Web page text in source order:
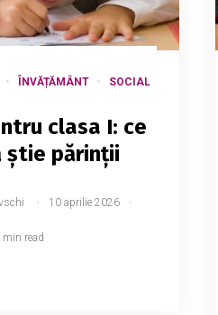
ÎNVĂȚĂMÂNT SOCIAL
clasa I: ce
știe părinții
10 aprilie 2026
min read